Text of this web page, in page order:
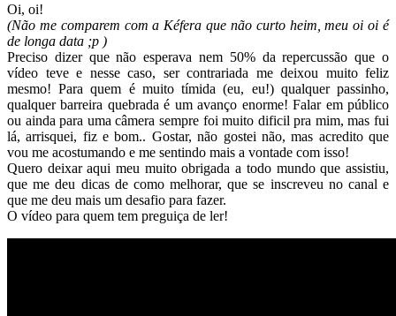
Oi, oi!
(Não me comparem com a Kéfera que não curto heim, meu oi oi é
de longa data ;p )
Preciso dizer que não esperava nem 50% da repercussão que o
vídeo teve e nesse caso, ser contrariada me deixou muito feliz
mesmo! Para quem é muito tímida (eu, eu!) qualquer passinho,
qualquer barreira quebrada é um avanço enorme! Falar em público
ou ainda para uma câmera sempre foi muito dificil pra mim, mas fui
lá, arrisquei, fiz e bom.. Gostar, não gostei não, mas acredito que
vou me acostumando e me sentindo mais a vontade com isso!
Quero deixar aqui meu muito obrigada a todo mundo que assistiu,
que me deu dicas de como melhorar, que se inscreveu no canal e
que me deu mais um desafio para fazer.
O vídeo para quem tem preguiça de ler!